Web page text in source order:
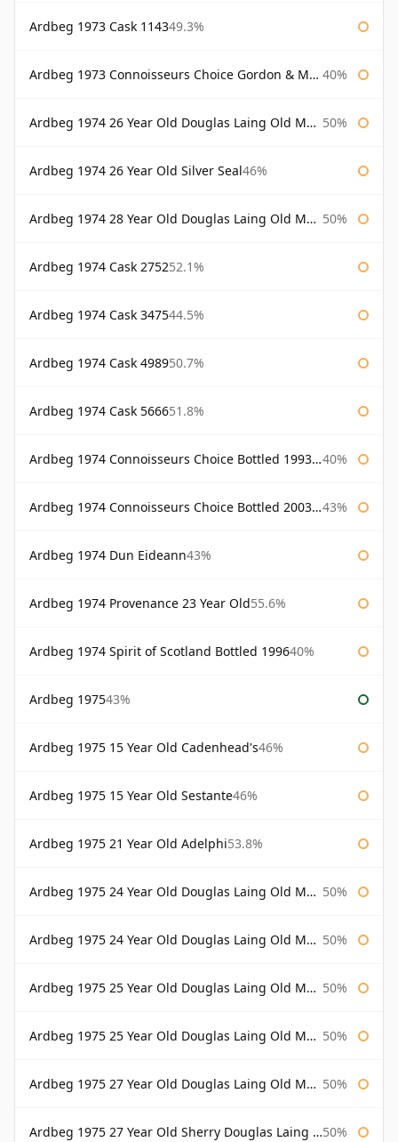
Ardbeg 1973 Cask 114349.3%
Ardbeg 1973 Connoisseurs Choice Gordon & Macphail 40%
Ardbeg 1974 26 Year Old Douglas Laing Old Malt Cask 50%
Ardbeg 1974 26 Year Old Silver Seal46%
Ardbeg 1974 28 Year Old Douglas Laing Old Malt Cask 50%
Ardbeg 1974 Cask 275252.1%
Ardbeg 1974 Cask 347544.5%
Ardbeg 1974 Cask 498950.7%
Ardbeg 1974 Cask 566651.8%
Ardbeg 1974 Connoisseurs Choice Bottled 1993 Gordon & Macphail 40%
Ardbeg 1974 Connoisseurs Choice Bottled 2003 Gordon & Macphail 43%
Ardbeg 1974 Dun Eideann43%
Ardbeg 1974 Provenance 23 Year Old55.6%
Ardbeg 1974 Spirit of Scotland Bottled 199640%
Ardbeg 197543%
Ardbeg 1975 15 Year Old Cadenhead's46%
Ardbeg 1975 15 Year Old Sestante46%
Ardbeg 1975 21 Year Old Adelphi53.8%
Ardbeg 1975 24 Year Old Douglas Laing Old Malt Cask 50%
Ardbeg 1975 24 Year Old Douglas Laing Old Malt Cask Bottled 2000 50%
Ardbeg 1975 25 Year Old Douglas Laing Old Malt Cask 50%
Ardbeg 1975 25 Year Old Douglas Laing Old Malt Cask Bottled 2001 50%
Ardbeg 1975 27 Year Old Douglas Laing Old Malt Cask 50%
Ardbeg 1975 27 Year Old Sherry Douglas Laing Old Malt Cask 50%